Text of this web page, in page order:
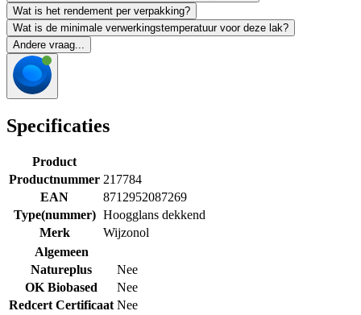
Wat is het rendement per verpakking?
Wat is de minimale verwerkingstemperatuur voor deze lak?
Andere vraag...
Specificaties
Product
Productnummer 217784
EAN
8712952087269
Type(nummer) Hoogglans dekkend
Merk
Wijzonol
Algemeen
Natureplus
Nee
OK Biobased
Nee
Redcert Certificaat Nee